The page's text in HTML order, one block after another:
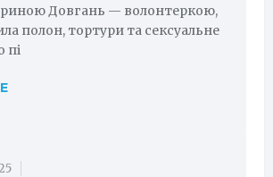
Довгань — волонтеркою,
полон, тортури та сексуальне
пі